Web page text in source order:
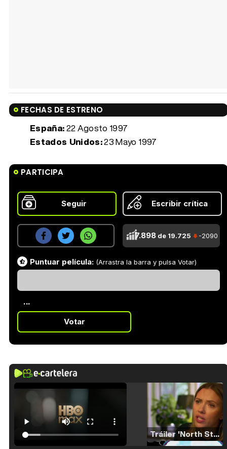
FECHAS DE ESTRENO
España:22 Agosto 1997
Estados Unidos:23 Mayo 1997
PARTICIPA
Seguir Escribir crítica
7.898 de 19.725 -2090
Puntuar película: (Arrastra la barra y pulsa Votar)
...
Votar
Tráiler 'North Star' (2023)